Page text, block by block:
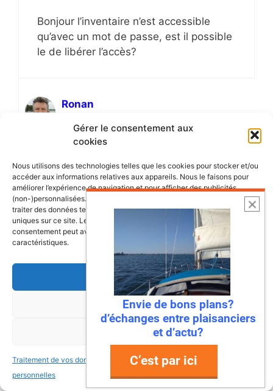
Gérer le consentement aux
cookies
Nous utilisons des technologies telles que les cookies pour stocker et/ou
accéder aux informations relatives aux appareils. Nous le faisons pour
améliorer l’expérience de navigation et pour afficher des publicités
(non-)personnalisées. Consentir à ces technologies nous autorisera à
traiter des données telles que le comportement de navigation ou les ID
uniques sur ce site. Le fait de ne pas consentir ou de retirer son
consentement peut avoir un effet négatif sur certaines fonctonnalités et
caractéristiques.
Accepter
Refuser
Voir les préférences
Traitement de vos données
personnelles
Traitement de vos données
personnelles
Bonjour l’inventaire n’est accessible
qu’avec un mot de passe, est il possible
le de libérer l’accès?
Ronan
C à jour…
BECHET
13 novembre 2023 à 18 h 49 min
Merci pour toutes ces infos.
Comparaison entre le maxus 24 et antila
24 ?
Merci si tu as les infos.
Envie de bons plans?
d’échanges entre plaisanciers
et d’actu?
C’est par ici